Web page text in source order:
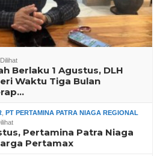
Berlaku 1 Agustus, DLH
Waktu Tiga Bulan
PT PERTAMINA PATRA NIAGA REGIONAL
Pertamina Patra Niaga
Pertamax